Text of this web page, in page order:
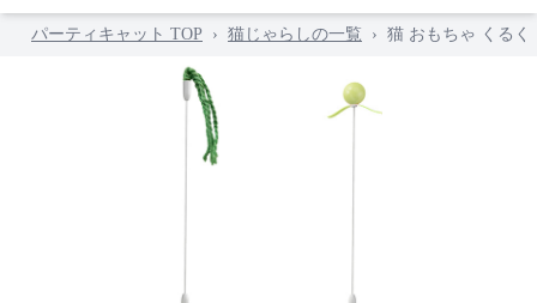
パーティキャット TOP › 猫じゃらしの一覧 › 猫 おもちゃ くるく